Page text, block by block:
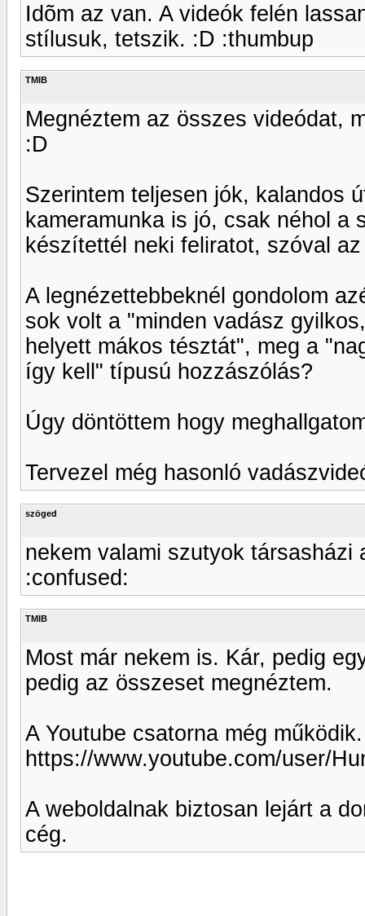
Idõm az van. A videók felén
stílusuk, tetszik. :D :thumbup
TMIB
Megnéztem az összes videódat,
:D
Szerintem teljesen jók, kalandos
kameramunka is jó, csak néhol a
készítettél neki feliratot, szóval
A legnézettebbeknél gondolom
sok volt a "minden vadász
helyett mákos tésztát", meg a
így kell" típusú hozzászólás?
Úgy döntöttem hogy
Tervezel még hasonló
szöged
nekem valami szutyok társasházi
:confused:
TMIB
Most már nekem is. Kár, pedig
pedig az összeset megnéztem.
A Youtube csatorna még működik.
https://www.youtube.com/user/
A weboldalnak biztosan lejárt a
cég.